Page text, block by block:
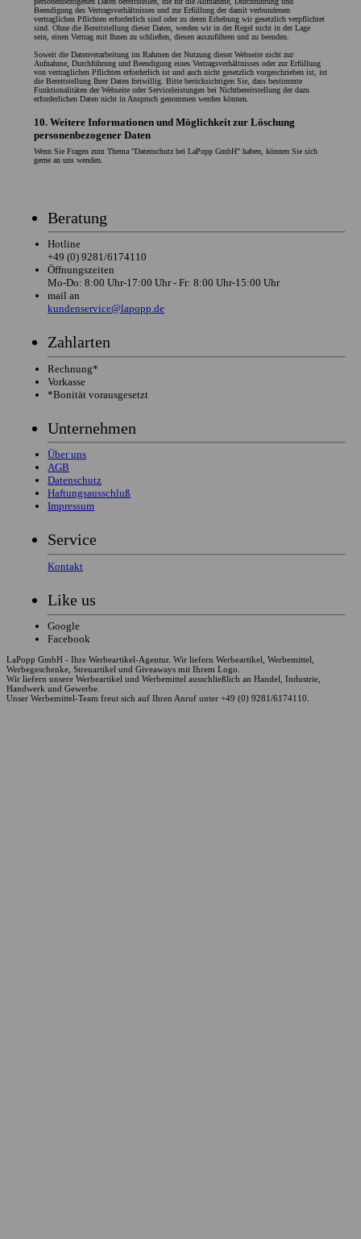
Beendigung des Vertragsverhältnisses und zur Erfüllung der damit verbundenen
vertraglichen Pflichten erforderlich sind oder zu deren Erhebung wir gesetzlich verpflichtet
sind. Ohne die Bereitstellung dieser Daten, werden wir in der Regel nicht in der Lage
sein, einen Vertrag mit Ihnen zu schließen, diesen auszuführen und zu beenden.
Soweit die Datenverarbeitung im Rahmen der Nutzung dieser Webseite nicht zur
Aufnahme, Durchführung und Beendigung eines Vertragsverhältnisses oder zur Erfüllung
von vertraglichen Pflichten erforderlich ist und auch nicht gesetzlich vorgeschrieben ist, ist
die Bereitstellung Ihrer Daten freiwillig. Bitte berücksichtigen Sie, dass bestimmte
Funktionalitäten der Webseite oder Serviceleistungen bei Nichtbereitstellung der dazu
erforderlichen Daten nicht in Anspruch genommen werden können.
10. Weitere Informationen und Möglichkeit zur Löschung
personenbezogener Daten
Wenn Sie Fragen zum Thema "Datenschutz bei LaPopp GmbH" haben, können Sie sich
gerne an uns wenden.
Beratung
Hotline
+49 (0) 9281/6174110
Öffnungszeiten
Mo-Do: 8:00 Uhr-17:00 Uhr - Fr: 8:00 Uhr-15:00 Uhr
mail an
kundenservice@lapopp.de
Zahlarten
Rechnung*
Vorkasse
*Bonität vorausgesetzt
Unternehmen
Über uns
AGB
Datenschutz
Haftungsausschluß
Impressum
Service
Kontakt
Like us
Google
Facebook
LaPopp GmbH - Ihre Werbeartikel-Agentur. Wir liefern Werbeartikel, Werbemittel,
Werbegeschenke, Streuartikel und Giveaways mit Ihrem Logo.
Wir liefern unsere Werbeartikel und Werbemittel ausschließlich an Handel, Industrie,
Handwerk und Gewerbe.
Unser Werbemittel-Team freut sich auf Ihren Anruf unter +49 (0) 9281/6174110.